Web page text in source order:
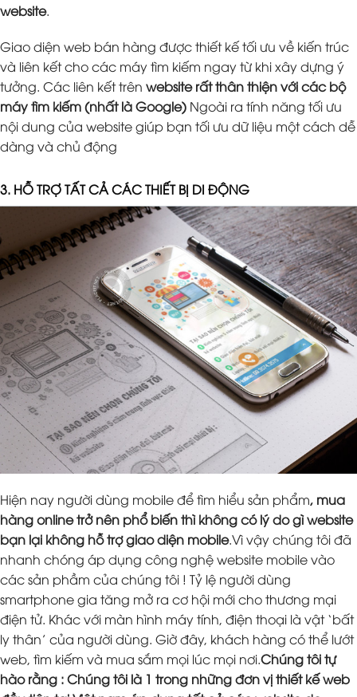
website.
Giao diện web bán hàng được thiết kế tối ưu về kiến trúc
và liên kết cho các máy tìm kiếm ngay từ khi xây dựng ý
tưởng. Các liên kết trên website rất thân thiện với các bộ
máy tìm kiếm (nhất là Google) Ngoài ra tính năng tối ưu
nội dung của website giúp bạn tối ưu dữ liệu một cách dễ
dàng và chủ động
3. HỖ TRỢ TẤT CẢ CÁC THIẾT BỊ DI ĐỘNG
Hiện nay người dùng mobile để tìm hiểu sản phẩm, mua
hàng online trở nên phổ biến thì không có lý do gì website
bạn lại không hỗ trợ giao diện mobile.Vì vậy chúng tôi đã
nhanh chóng áp dụng công nghệ website mobile vào
các sản phầm của chúng tôi ! Tỷ lệ người dùng
smartphone gia tăng mở ra cơ hội mới cho thương mại
điện tử. Khác với màn hình máy tính, điện thoại là vật ‘bất
ly thân’ của người dùng. Giờ đây, khách hàng có thể lướt
web, tìm kiếm và mua sắm mọi lúc mọi nơi.Chúng tôi tự
hào rằng : Chúng tôi là 1 trong những đơn vị thiết kế web